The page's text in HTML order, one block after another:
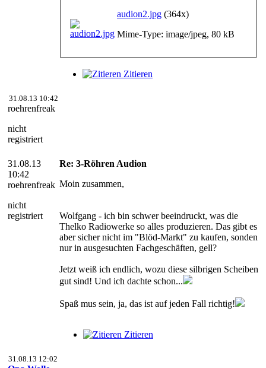
audion2.jpg (364x)
Mime-Type: image/jpeg, 80 kB
Zitieren
31.08.13 10:42
roehrenfreak
nicht
registriert
31.08.13
10:42
roehrenfreak
nicht
registriert
Re: 3-Röhren Audion
Moin zusammen,
Wolfgang - ich bin schwer beeindruckt, was die
Thelko Radiowerke so alles produzieren. Das gibt es
aber sicher nicht im "Blöd-Markt" zu kaufen, sonden
nur in ausgesuchten Fachgeschäften, gell?
Jetzt weiß ich endlich, wozu diese silbrigen Scheiben
gut sind! Und ich dachte schon...
Spaß mus sein, ja, das ist auf jeden Fall richtig!
Zitieren
31.08.13 12:02